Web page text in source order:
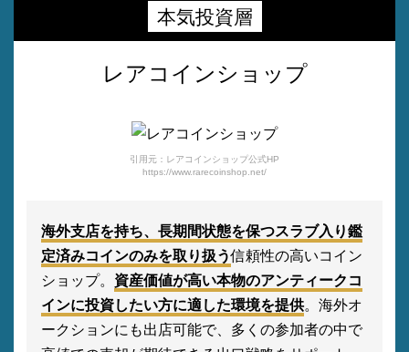
本気投資層
レアコインショップ
引用元：レアコインショップ公式HP
https://www.rarecoinshop.net/
海外支店を持ち、長期間状態を保つスラブ入り鑑
定済みコインのみを取り扱う信頼性の高いコイン
ショップ。 資産価値が高い本物のアンティークコ
インに投資したい方に適した環境を提供。海外オ
ークションにも出店可能で、多くの参加者の中で